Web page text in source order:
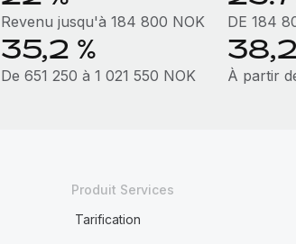
Revenu jusqu'à 184 800 NOK DE 184
35,2 %
De 651 250 à 1 021 550 NOK
38,2
À partir
Produit Services
Tarification